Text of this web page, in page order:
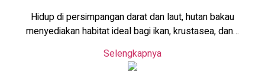
Hidup di persimpangan darat dan laut, hutan bakau
menyediakan habitat ideal bagi ikan, krustasea, dan…
Selengkapnya